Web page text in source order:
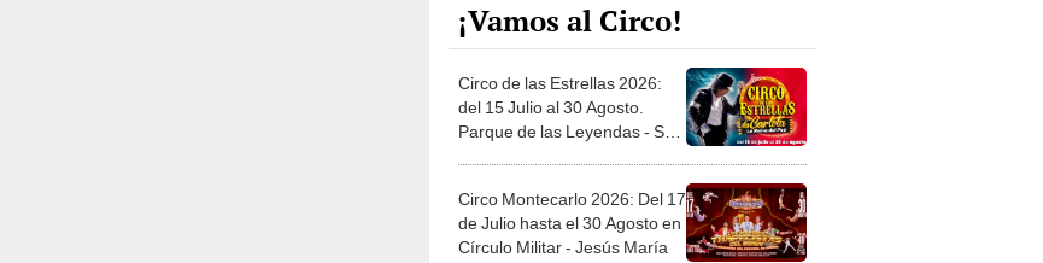
¡Vamos al Circo!
Circo de las Estrellas 2026:
del 15 Julio al 30 Agosto.
Parque de las Leyendas - San
Circo Montecarlo 2026: Del 17
de Julio hasta el 30 Agosto en
Círculo Militar - Jesús María